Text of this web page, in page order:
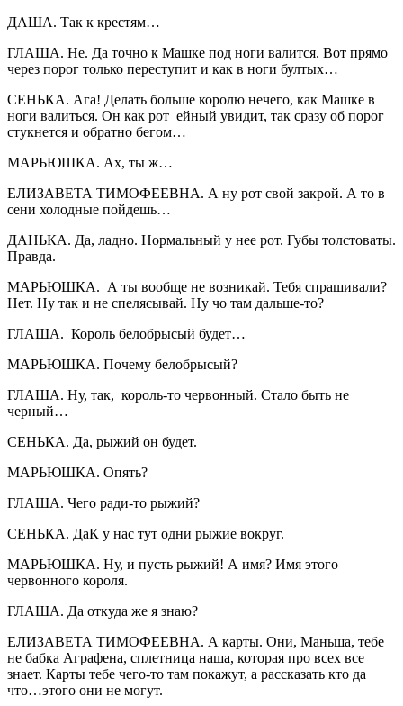
ДАША. Так к крестям…
ГЛАША. Не. Да точно к Машке под ноги валится. Вот прямо
через порог только переступит и как в ноги бултых…
СЕНЬКА. Ага! Делать больше королю нечего, как Машке в
ноги валиться. Он как рот ейный увидит, так сразу об порог
стукнется и обратно бегом…
МАРЬЮШКА. Ах, ты ж…
ЕЛИЗАВЕТА ТИМОФЕЕВНА. А ну рот свой закрой. А то в
сени холодные пойдешь…
ДАНЬКА. Да, ладно. Нормальный у нее рот. Губы толстоваты.
Правда.
МАРЬЮШКА. А ты вообще не возникай. Тебя спрашивали?
Нет. Ну так и не спелясывай. Ну чо там дальше-то?
ГЛАША. Король белобрысый будет…
МАРЬЮШКА. Почему белобрысый?
ГЛАША. Ну, так, король-то червонный. Стало быть не
черный…
СЕНЬКА. Да, рыжий он будет.
МАРЬЮШКА. Опять?
ГЛАША. Чего ради-то рыжий?
СЕНЬКА. ДаК у нас тут одни рыжие вокруг.
МАРЬЮШКА. Ну, и пусть рыжий! А имя? Имя этого
червонного короля.
ГЛАША. Да откуда же я знаю?
ЕЛИЗАВЕТА ТИМОФЕЕВНА. А карты. Они, Маньша, тебе
не бабка Аграфена, сплетница наша, которая про всех все
знает. Карты тебе чего-то там покажут, а рассказать кто да
что…этого они не могут.